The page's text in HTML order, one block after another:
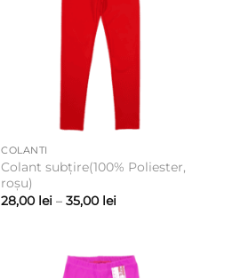
COLANTI
Colant subțire(100% Poliester,
roșu)
28,00 lei – 35,00 lei
la
35,00 lei